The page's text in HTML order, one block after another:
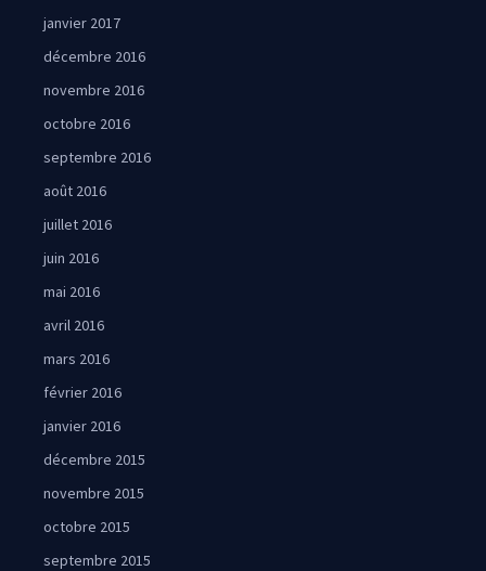
janvier 2017
décembre 2016
novembre 2016
octobre 2016
septembre 2016
août 2016
juillet 2016
juin 2016
mai 2016
avril 2016
mars 2016
février 2016
janvier 2016
décembre 2015
novembre 2015
octobre 2015
septembre 2015